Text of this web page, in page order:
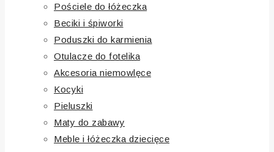
Pościele do łóżeczka
Beciki i śpiworki
Poduszki do karmienia
Otulacze do fotelika
Akcesoria niemowlęce
Kocyki
Pieluszki
Maty do zabawy
Meble i łóżeczka dziecięce